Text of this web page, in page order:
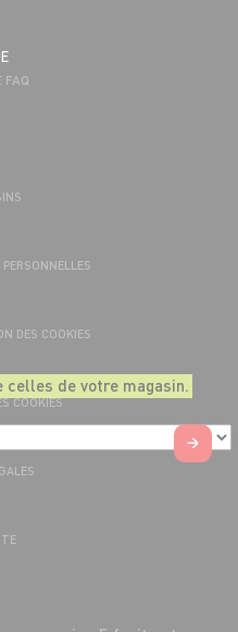
celles de votre magasin.
FAQ
DES COOKIES
COOKIES